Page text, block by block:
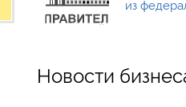
из
Новости